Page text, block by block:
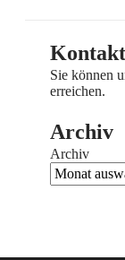
Kontakt
Sie können
erreichen.
Archiv
Archiv